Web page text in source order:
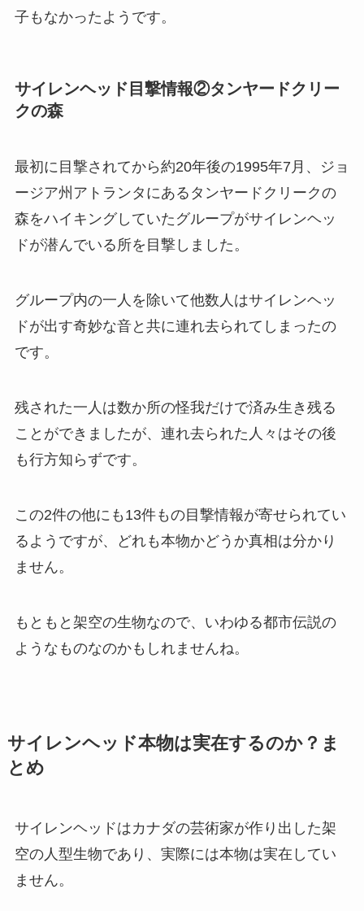
子もなかったようです。
サイレンヘッド目撃情報②タンヤードクリー
クの森
最初に目撃されてから約20年後の1995年7月、ジョ
ージア州アトランタにあるタンヤードクリークの
森をハイキングしていたグループがサイレンヘッ
ドが潜んでいる所を目撃しました。
グループ内の一人を除いて他数人はサイレンヘッ
ドが出す奇妙な音と共に連れ去られてしまったの
です。
残された一人は数か所の怪我だけで済み生き残る
ことができましたが、連れ去られた人々はその後
も行方知らずです。
この2件の他にも13件もの目撃情報が寄せられてい
るようですが、どれも本物かどうか真相は分かり
ません。
もともと架空の生物なので、いわゆる都市伝説の
ようなものなのかもしれませんね。
サイレンヘッド本物は実在するのか？ま
とめ
サイレンヘッドはカナダの芸術家が作り出した架
空の人型生物であり、実際には本物は実在してい
ません。